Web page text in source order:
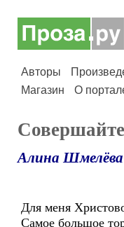
Авторы
Магазин
О
Алина Шмелёва
Для меня
Самое большое